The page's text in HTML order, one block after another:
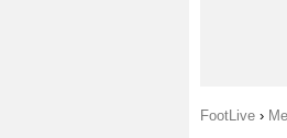
FootLive ›